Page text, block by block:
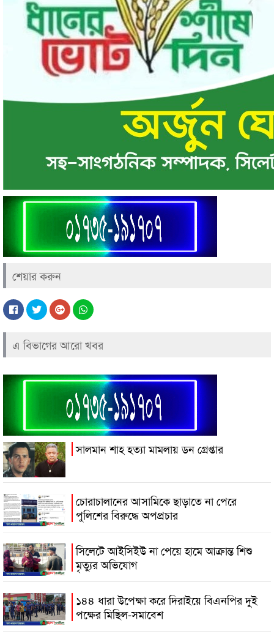
শেয়ার করুন
এ বিভাগের আরো খবর
সালমান শাহ হত্যা মামলায় ডন গ্রেপ্তার
চোরাচালানের আসামিকে ছাড়াতে না পেরে
পুলিশের বিরুদ্ধে অপপ্রচার
সিলেটে আইসিইউ না পেয়ে হামে আক্রান্ত শিশু
মৃত্যুর অভিযোগ
১৪৪ ধারা উপেক্ষা করে দিরাইয়ে বিএনপির দুই
পক্ষের মিছিল-সমাবেশ